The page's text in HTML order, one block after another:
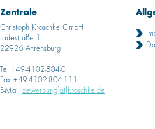
Zentrale
Christoph Kroschke GmbH
Ladestraße 1
22926 Ahrensburg
Tel +49-4102-804-0
Fax +49-4102-804-111
E-Mail bewerbung[at]kroschke.de